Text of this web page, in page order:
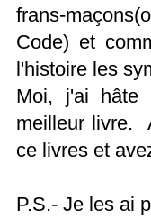
frans-
Code) et
l'histoire les
Moi, j'ai hâte
meilleur livre.
ce livres et
P.S.- Je les ai